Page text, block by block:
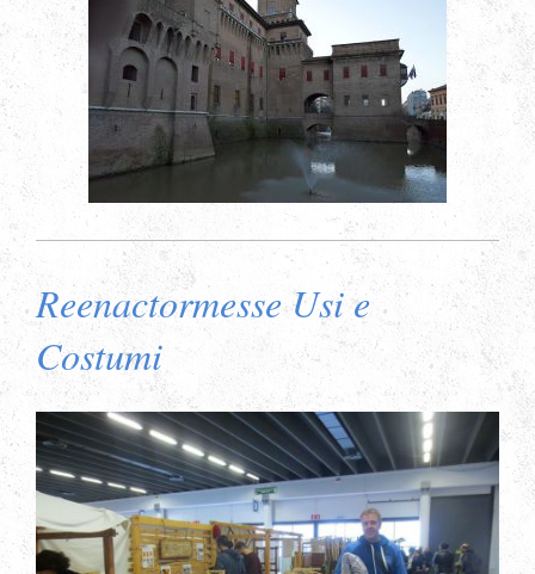
Reenactormesse Usi e
Costumi